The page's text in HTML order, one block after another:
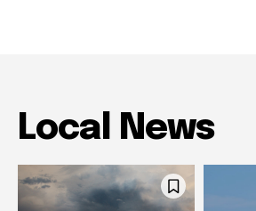
Local News